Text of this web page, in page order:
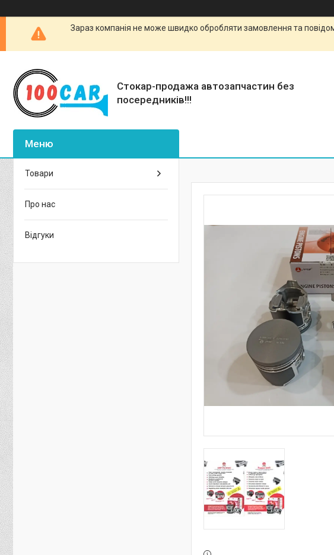
Зараз компанія не може швидко обробляти замовлення та
Стокар-продажа автозапчастин без
посередників!!!
Товари
Про нас
Відгуки